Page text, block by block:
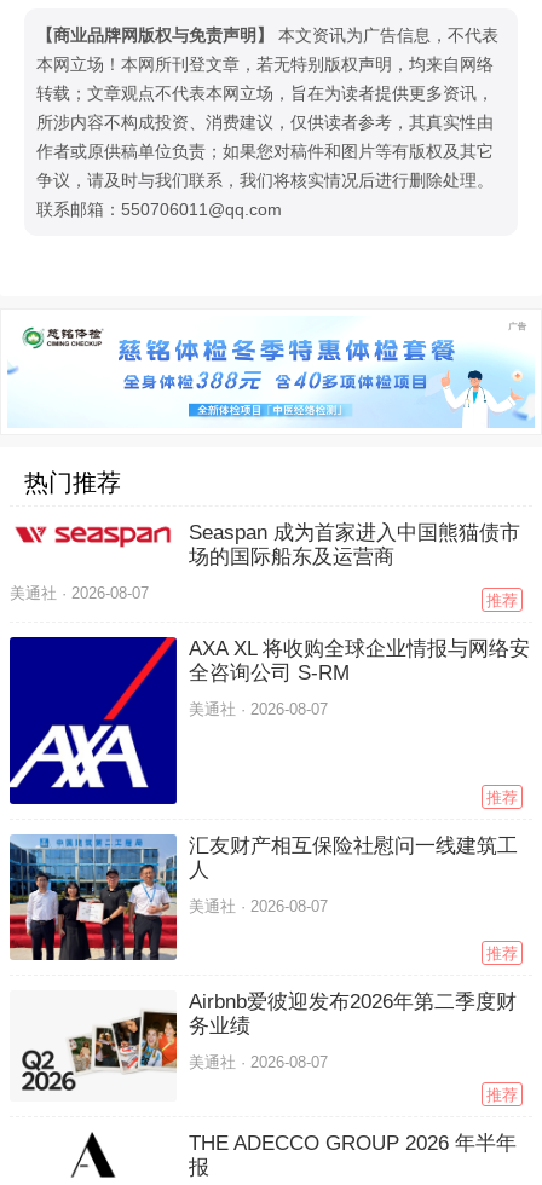
【商业品牌网版权与免责声明】
本文资讯为广告信息，不代表
本网立场！本网所刊登文章，若无特别版权声明，均来自网络
转载；文章观点不代表本网立场，旨在为读者提供更多资讯，
所涉内容不构成投资、消费建议，仅供读者参考，其真实性由
作者或原供稿单位负责；如果您对稿件和图片等有版权及其它
争议，请及时与我们联系，我们将核实情况后进行删除处理。
联系邮箱：550706011@qq.com
热门推荐
Seaspan 成为首家进入中国熊猫债市
场的国际船东及运营商
美通社 · 2026-08-07 推荐
AXA XL 将收购全球企业情报与网络安
全咨询公司 S-RM
美通社 · 2026-08-07
推荐
汇友财产相互保险社慰问一线建筑工
人
美通社 · 2026-08-07
推荐
Airbnb爱彼迎发布2026年第二季度财
务业绩
美通社 · 2026-08-07
推荐
THE ADECCO GROUP 2026 年半年
报